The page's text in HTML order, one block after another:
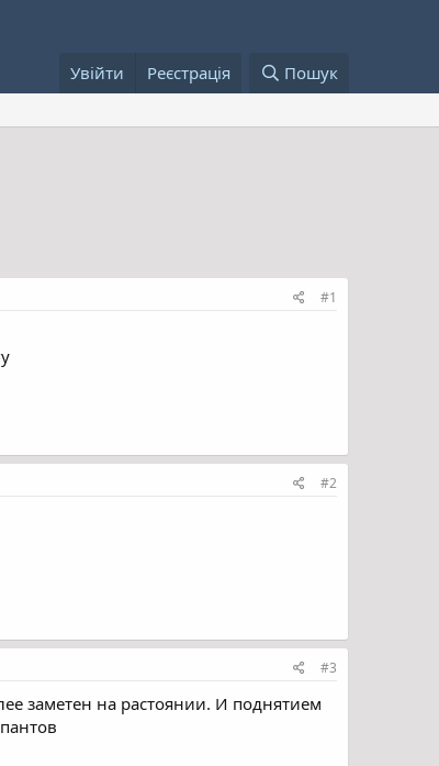
Увійти Реєстрація Пошук
#1
#2
#3
заметен на растоянии. И поднятием